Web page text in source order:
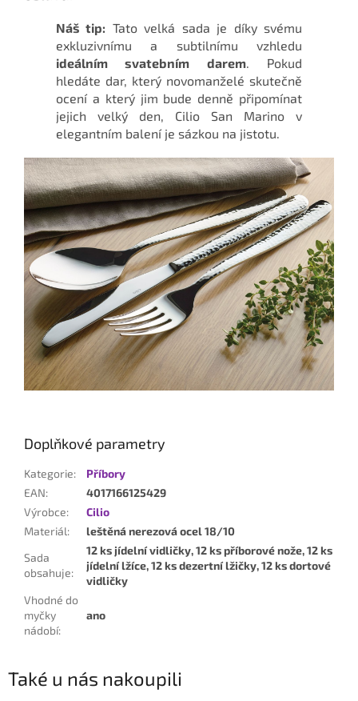
Náš tip: Tato velká sada je díky svému
exkluzivnímu a subtilnímu vzhledu
ideálním svatebním darem. Pokud
hledáte dar, který novomanželé skutečně
ocení a který jim bude denně připomínat
jejich velký den, Cilio San Marino v
elegantním balení je sázkou na jistotu.
Doplňkové parametry
Kategorie:
Příbory
EAN:
4017166125429
Výrobce:
Cilio
Materiál:
leštěná nerezová ocel 18/10
Sada
obsahuje:
12 ks jídelní vidličky, 12 ks příborové nože, 12 ks
jídelní lžíce, 12 ks dezertní lžičky, 12 ks dortové
vidličky
Vhodné do
myčky
nádobí:
ano
Také u nás nakoupili